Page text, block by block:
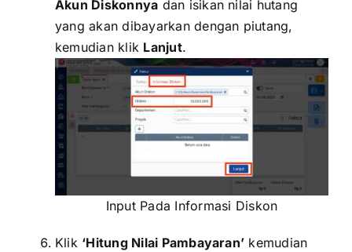
Akun Diskonnya dan isikan nilai hutang
yang akan dibayarkan dengan piutang,
kemudian klik Lanjut.
Input Pada Informasi Diskon
Klik ‘Hitung Nilai Pambayaran’ kemudian